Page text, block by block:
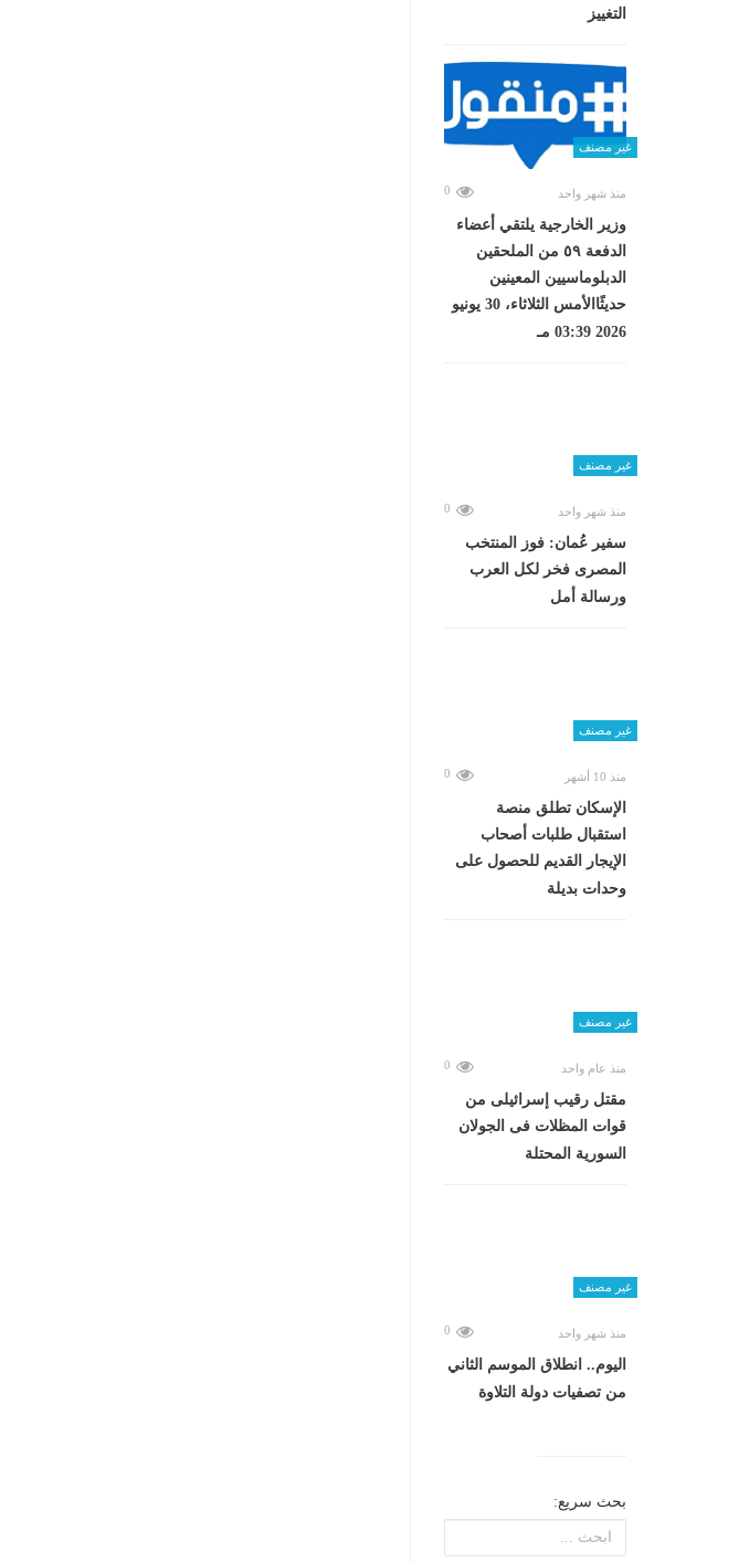
التغييز
غير مصنف
منذ شهر واحد 0
وزير الخارجية يلتقي أعضاء
الدفعة ٥٩ من الملحقين
الدبلوماسيين المعينين
حديثًاالأمس الثلاثاء، 30 يونيو
2026 03:39 مـ
غير مصنف
منذ شهر واحد 0
سفير عُمان: فوز المنتخب
المصرى فخر لكل العرب
ورسالة أمل
غير مصنف
منذ 10 أشهر 0
الإسكان تطلق منصة
استقبال طلبات أصحاب
الإيجار القديم للحصول على
وحدات بديلة
غير مصنف
منذ عام واحد 0
مقتل رقيب إسرائيلى من
قوات المظلات فى الجولان
السورية المحتلة
غير مصنف
منذ شهر واحد 0
اليوم.. انطلاق الموسم الثاني
من تصفيات دولة التلاوة
بحث سريع: